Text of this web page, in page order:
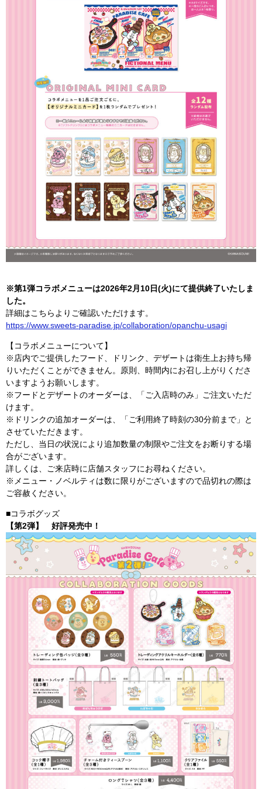
※第1弾コラボメニューは2026年2月10日(火)にて提供終了いたしま
した。
詳細はこちらよりご確認いただけます。
https://www.sweets-paradise.jp/collaboration/opanchu-usagi
【コラボメニューについて】
※店内でご提供したフード、ドリンク、デザートは衛生上お持ち帰
りいただくことができません。原則、時間内にお召し上がりくださ
いますようお願いします。
※フードとデザートのオーダーは、「ご入店時のみ」ご注文いただ
けます。
※ドリンクの追加オーダーは、「ご利用終了時刻の30分前まで」と
させていただきます。
ただし、当日の状況により追加数量の制限やご注文をお断りする場
合がございます。
詳しくは、ご来店時に店舗スタッフにお尋ねください。
※メニュー・ノベルティは数に限りがございますので品切れの際は
ご容赦ください。
■コラボグッズ
【第2弾】 好評発売中！